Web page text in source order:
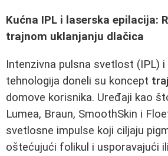
Kućna IPL i laserska epilacija:
trajnom uklanjanju dlačica
Intenzivna pulsna svetlost (IPL) i
tehnologija doneli su koncept
domove korisnika. Uređaji kao
Lumea, Braun, SmoothSkin i
svetlosne impulse koji ciljaju
oštećujući folikul i usporavajući